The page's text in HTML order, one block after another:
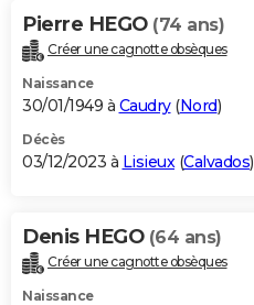
Pierre HEGO (74 ans)
Créer une cagnotte obsèques
Naissance
30/01/1949 à Caudry(Nord)
Décès
03/12/2023 à Lisieux(Calvados)
Denis HEGO (64 ans)
Créer une cagnotte obsèques
Naissance